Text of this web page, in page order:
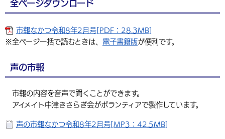
全ページダウンロード
市報なかつ令和8年2月号[PDF：28.3MB]
※全ページ一括で読むときは、 電子書籍版が便利です。
声の市報
市報の内容を音声で聞くことができます。
アイメイト中津きさらぎ会がボランティアで製作しています。
声の市報なかつ令和8年2月号[MP3：42.5MB]